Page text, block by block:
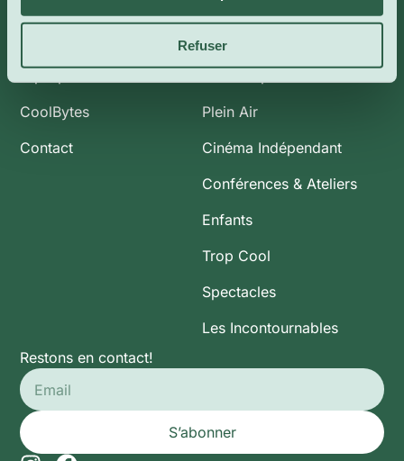
Refuser
Infos
CoolBytes
Contact
Catégories
Plein Air
Cinéma Indépendant
Conférences & Ateliers
Enfants
Trop Cool
Spectacles
Les Incontournables
Restons en contact!
S’abonner